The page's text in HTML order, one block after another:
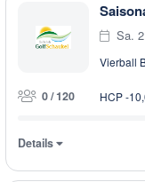
Sa.
Vierball
0 / 120 HCP -
Details